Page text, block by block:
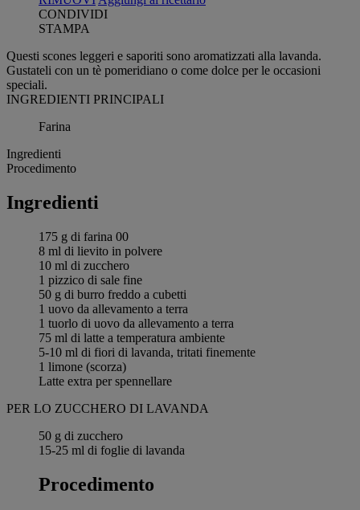
CONDIVIDI
STAMPA
Questi scones leggeri e saporiti sono aromatizzati alla lavanda.
Gustateli con un tè pomeridiano o come dolce per le occasioni
speciali.
INGREDIENTI PRINCIPALI
Farina
Ingredienti
Procedimento
Ingredienti
175 g di farina 00
8 ml di lievito in polvere
10 ml di zucchero
1 pizzico di sale fine
50 g di burro freddo a cubetti
1 uovo da allevamento a terra
1 tuorlo di uovo da allevamento a terra
75 ml di latte a temperatura ambiente
5-10 ml di fiori di lavanda, tritati finemente
1 limone (scorza)
Latte extra per spennellare
PER LO ZUCCHERO DI LAVANDA
50 g di zucchero
15-25 ml di foglie di lavanda
Procedimento